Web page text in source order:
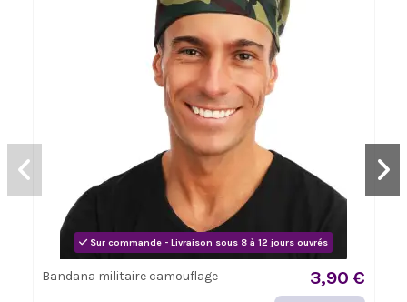
Sur commande - Livraison sous 8 à 12 jours ouvrés
Bandana militaire camouflage 3,90 €